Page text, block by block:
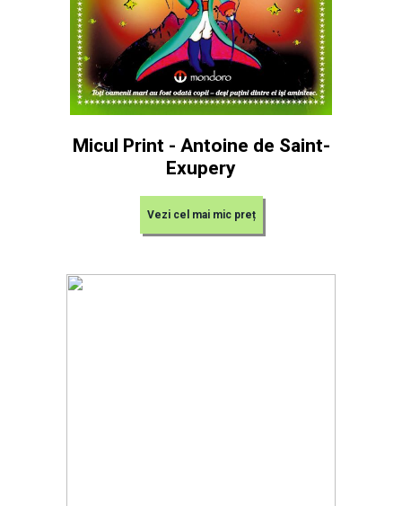
Micul Print - Antoine de Saint-
Exupery
Vezi cel mai mic preț